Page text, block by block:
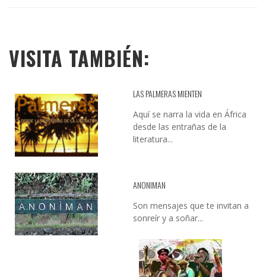
VISITA TAMBIÉN:
LAS PALMERAS MIENTEN
Aquí se narra la vida en África
desde las entrañas de la
literatura...
ANONIMAN
Son mensajes que te invitan a
sonreír y a soñar...